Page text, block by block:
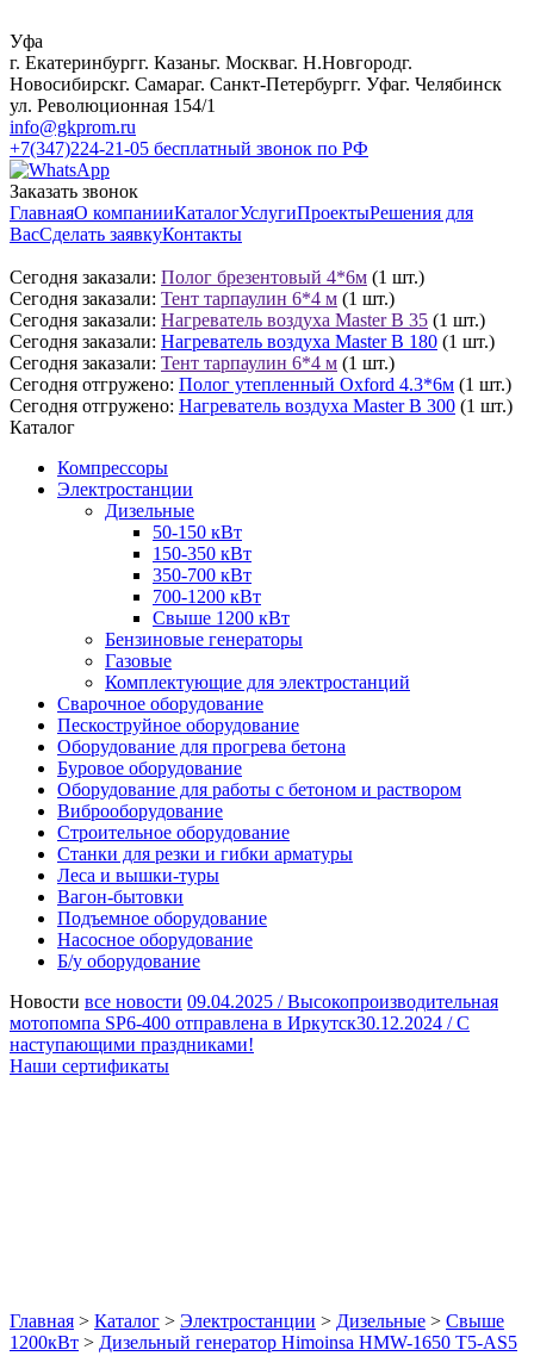
Уфа
г. Екатеринбургг. Казаньг. Москваг. Н.Новгородг.
Новосибирскг. Самараг. Санкт-Петербургг. Уфаг. Челябинск
ул. Революционная 154/1
info@gkprom.ru
+7(347)224-21-05 бесплатный звонок по РФ
Заказать звонок
ГлавнаяО компанииКаталогУслугиПроектыРешения для
ВасСделать заявкуКонтакты
Сегодня заказали: Полог брезентовый 4*6м (1 шт.)
Сегодня заказали: Тент тарпаулин 6*4 м (1 шт.)
Сегодня заказали: Нагреватель воздуха Master B 35 (1 шт.)
Сегодня заказали: Нагреватель воздуха Master B 180 (1 шт.)
Сегодня заказали: Тент тарпаулин 6*4 м (1 шт.)
Сегодня отгружено: Полог утепленный Oxford 4.3*6м (1 шт.)
Сегодня отгружено: Нагреватель воздуха Master B 300 (1 шт.)
Каталог
Компрессоры
Электростанции
Дизельные
50-150 кВт
150-350 кВт
350-700 кВт
700-1200 кВт
Свыше 1200 кВт
Бензиновые генераторы
Газовые
Комплектующие для электростанций
Сварочное оборудование
Пескоструйное оборудование
Оборудование для прогрева бетона
Буровое оборудование
Оборудование для работы с бетоном и раствором
Виброоборудование
Строительное оборудование
Станки для резки и гибки арматуры
Леса и вышки-туры
Вагон-бытовки
Подъемное оборудование
Насосное оборудование
Б/у оборудование
Новости все новости 09.04.2025 /Высокопроизводительная
мотопомпа SP6-400 отправлена в Иркутск30.12.2024 /С
наступающими праздниками!
Наши сертификаты
Главная > Каталог > Электростанции > Дизельные > Свыше
1200кВт > Дизельный генератор Himoinsa HМW-1650 T5-AS5